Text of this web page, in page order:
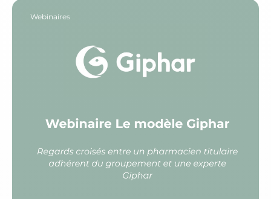
Webinaires